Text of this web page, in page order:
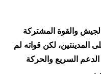
والقوة المشتركة
المدينتين، لكن قواته لم
السريع والحركة